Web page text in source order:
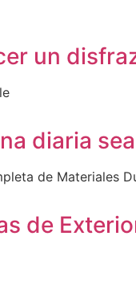
un
diaria
de